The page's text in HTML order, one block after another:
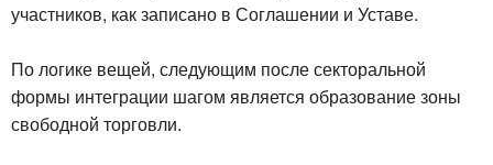
участников, как записано в Соглашении и Уставе.
По логике вещей, следующим после секторальной
формы интеграции шагом является образование зоны
свободной торговли.